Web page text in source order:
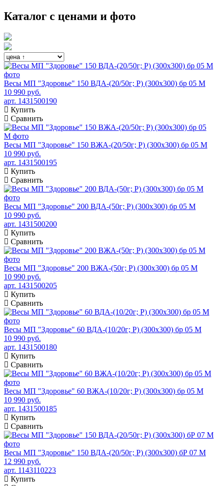
Каталог с ценами и фото
Весы МП "Здоровье" 150 ВДА-(20/50г; Р) (300х300) бр 05 М
10 990 руб.
арт. 1431500190
Купить
Сравнить
Весы МП "Здоровье" 150 ВЖА-(20/50г; Р) (300х300) бр 05 М
10 990 руб.
арт. 1431500195
Купить
Сравнить
Весы МП "Здоровье" 200 ВДА-(50г; Р) (300х300) бр 05 М
10 990 руб.
арт. 1431500200
Купить
Сравнить
Весы МП "Здоровье" 200 ВЖА-(50г; Р) (300х300) бр 05 М
10 990 руб.
арт. 1431500205
Купить
Сравнить
Весы МП "Здоровье" 60 ВДА-(10/20г; Р) (300х300) бр 05 М
10 990 руб.
арт. 1431500180
Купить
Сравнить
Весы МП "Здоровье" 60 ВЖА-(10/20г; Р) (300х300) бр 05 М
10 990 руб.
арт. 1431500185
Купить
Сравнить
Весы МП "Здоровье" 150 ВДА-(20/50г; Р) (300х300) бР 07 М
12 990 руб.
арт. 1143110223
Купить